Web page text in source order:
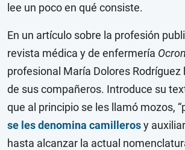
lee un poco en qué consiste.
En un artículo sobre la profesión
revista médica y de enfermería
profesional María Dolores Rodríguez
de sus compañeros. Introduce su
que al principio se les llamó mozos,
se les denomina camillerosy
hasta alcanzar la actual